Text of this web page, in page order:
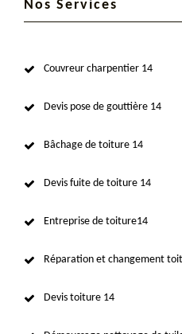
Nos Services
Couvreur charpentier 14
Devis pose de gouttière 14
Bâchage de toiture 14
Devis fuite de toiture 14
Entreprise de toiture14
Réparation et changement
Devis toiture 14